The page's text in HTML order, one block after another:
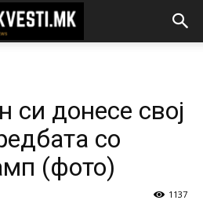
си донесе свој
со
(фото)
1137